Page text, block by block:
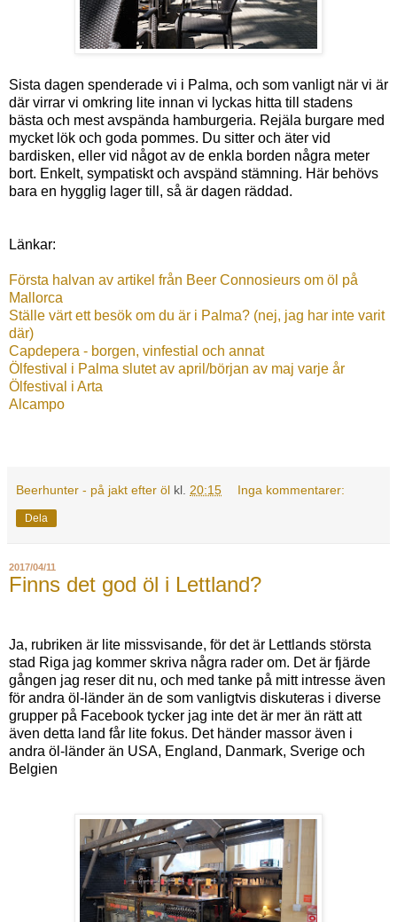
Sista dagen spenderade vi i Palma, och som vanligt när vi är
där virrar vi omkring lite innan vi lyckas hitta till stadens
bästa och mest avspända hamburgeria. Rejäla burgare med
mycket lök och goda pommes. Du sitter och äter vid
bardisken, eller vid något av de enkla borden några meter
bort. Enkelt, sympatiskt och avspänd stämning. Här behövs
bara en hygglig lager till, så är dagen räddad.
Länkar:
Första halvan av artikel från Beer Connosieurs om öl på
Mallorca
Ställe värt ett besök om du är i Palma? (nej, jag har inte varit
där)
Capdepera - borgen, vinfestial och annat
Ölfestival i Palma slutet av april/början av maj varje år
Ölfestival i Arta
Alcampo
Beerhunter - på jakt efter öl kl. 20:15 Inga kommentarer:
Dela
2017/04/11
Finns det god öl i Lettland?
Ja, rubriken är lite missvisande, för det är Lettlands största
stad Riga jag kommer skriva några rader om. Det är fjärde
gången jag reser dit nu, och med tanke på mitt intresse även
för andra öl-länder än de som vanligtvis diskuteras i diverse
grupper på Facebook tycker jag inte det är mer än rätt att
även detta land får lite fokus. Det händer massor även i
andra öl-länder än USA, England, Danmark, Sverige och
Belgien